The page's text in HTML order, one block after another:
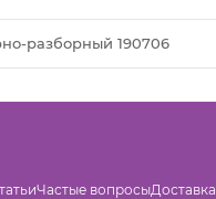
разборный 190706
Частые вопросыДоставка